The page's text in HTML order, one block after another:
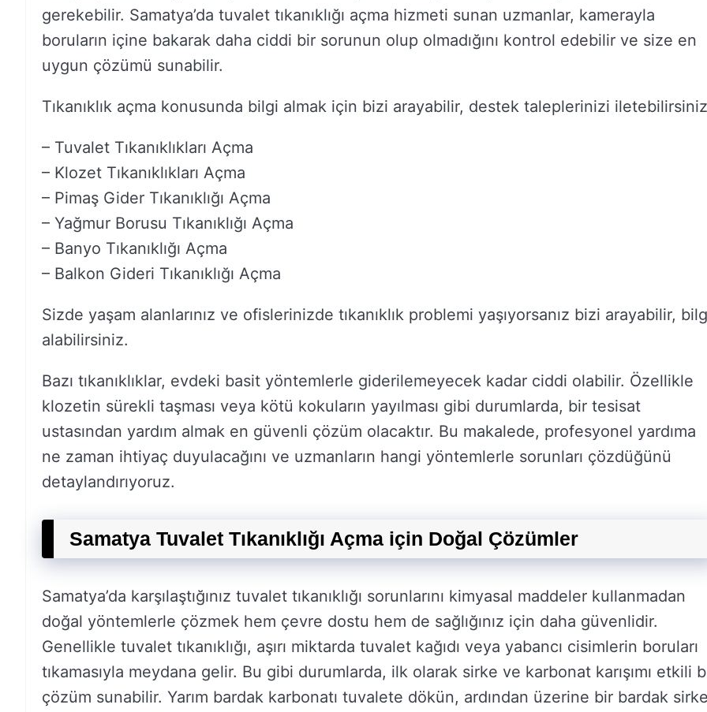
gerekebilir. Samatya’da tuvalet tıkanıklığı açma hizmeti sunan uzmanlar, kamerayla
boruların içine bakarak daha ciddi bir sorunun olup olmadığını kontrol edebilir ve size en
uygun çözümü sunabilir.
Tıkanıklık açma konusunda bilgi almak için bizi arayabilir, destek taleplerinizi
– Tuvalet Tıkanıklıkları Açma
– Klozet Tıkanıklıkları Açma
– Pimaş Gider Tıkanıklığı Açma
– Yağmur Borusu Tıkanıklığı Açma
– Banyo Tıkanıklığı Açma
– Balkon Gideri Tıkanıklığı Açma
Sizde yaşam alanlarınız ve ofislerinizde tıkanıklık problemi yaşıyorsanız bizi arayabilir,
alabilirsiniz.
Bazı tıkanıklıklar, evdeki basit yöntemlerle giderilemeyecek kadar ciddi olabilir. Özellikle
klozetin sürekli taşması veya kötü kokuların yayılması gibi durumlarda, bir tesisat
ustasından yardım almak en güvenli çözüm olacaktır. Bu makalede, profesyonel yardıma
ne zaman ihtiyaç duyulacağını ve uzmanların hangi yöntemlerle sorunları çözdüğünü
detaylandırıyoruz.
Samatya Tuvalet Tıkanıklığı Açma için Doğal Çözümler
Samatya’da karşılaştığınız tuvalet tıkanıklığı sorunlarını kimyasal maddeler kullanmadan
doğal yöntemlerle çözmek hem çevre dostu hem de sağlığınız için daha güvenlidir.
Genellikle tuvalet tıkanıklığı, aşırı miktarda tuvalet kağıdı veya yabancı cisimlerin boruları
tıkamasıyla meydana gelir. Bu gibi durumlarda, ilk olarak sirke ve karbonat karışımı etkili
çözüm sunabilir. Yarım bardak karbonatı tuvalete dökün, ardından üzerine bir bardak